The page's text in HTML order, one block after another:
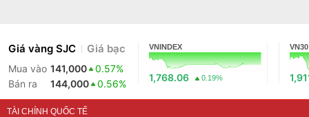
Giá vàng SJC Giá bạc
Mua vào 141,000
0.57%
Bán ra
144,000 0.56%
VNINDEX
1,768.06 0.19%
VN30
TÀI CHÍNH QUỐC TẾ